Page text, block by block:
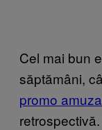
Cel mai bun
săptămâni,
promo